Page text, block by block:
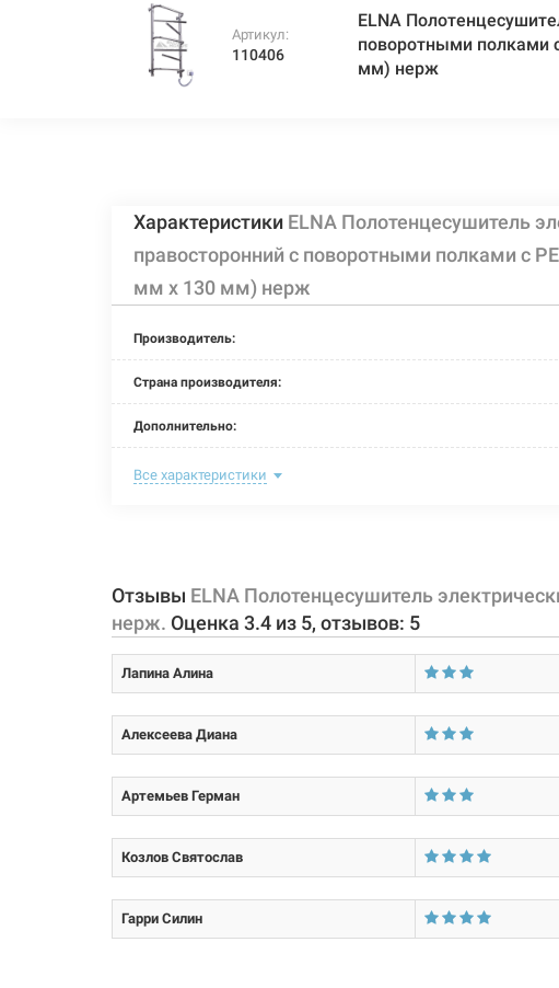
Артикул:
110406
ELNA
поворотными полками
мм) нерж
Характеристики ELNA Полотенцесушитель
правосторонний с поворотными полками с
мм х 130 мм) нерж
Производитель:
Страна производителя:
Дополнительно:
Цвет:
Высота:
Максимальная температура:
Тип крепления:
Тип подключения:
Материал корпуса:
Покрытие корпуса:
Все характеристики
Отзывы ELNA Полотенцесушитель
нерж. Оценка 3.4 из 5, отзывов: 5
Лапина Алина
Алексеева Диана
Артемьев Герман
Козлов Святослав
Гарри Силин